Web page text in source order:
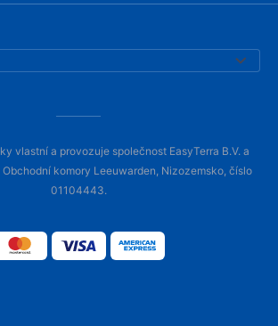
vlastní a provozuje společnost EasyTerra B.V. a
komory Leeuwarden, Nizozemsko, číslo
01104443.